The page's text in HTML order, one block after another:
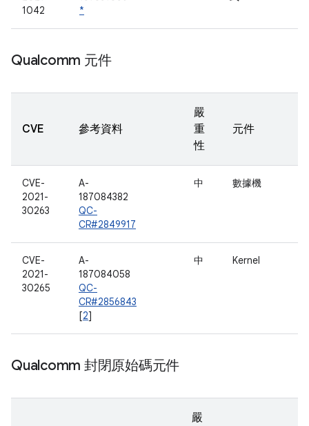
1042
*
Qualcomm 元件
CVE 參考資料
嚴
重
性
元件
CVE-
2021-
30263
A-
187084382
QC-
CR#2849917
中 數據機
CVE-
2021-
30265
A-
187084058
QC-
CR#2856843
[2]
中 Kernel
Qualcomm 封閉原始碼元件
嚴